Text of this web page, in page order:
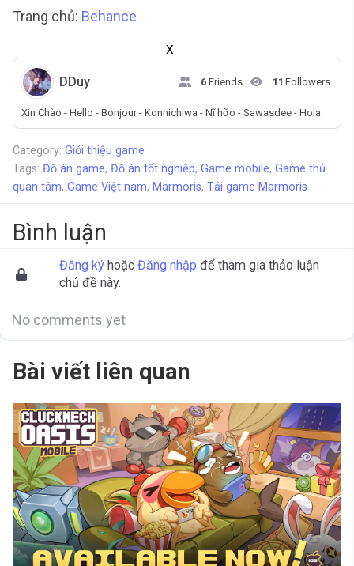
Trang chủ: Behance
X
DDuy 6 Friends 11 Followers
Xin Chào - Hello - Bonjour - Konnichiwa - Nῖ hᾶo - Sawasdee - Hola
Category: Giới thiệu game
Tags: Đồ án game, Đồ án tốt nghiệp, Game mobile, Game thủ
quan tâm, Game Việt nam, Marmoris, Tải game Marmoris
Bình luận
Đăng ký hoặc Đăng nhập để tham gia thảo luận
chủ đề này.
No comments yet
Bài viết liên quan